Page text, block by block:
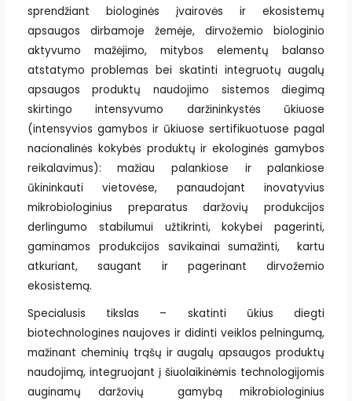
sprendžiant biologinės įvairovės ir ekosistemų
apsaugos dirbamoje žemėje, dirvožemio biologinio
aktyvumo mažėjimo, mitybos elementų balanso
atstatymo problemas bei skatinti integruotų augalų
apsaugos produktų naudojimo sistemos diegimą
skirtingo intensyvumo daržininkystės ūkiuose
(intensyvios gamybos ir ūkiuose sertifikuotuose pagal
nacionalinės kokybės produktų ir ekologinės gamybos
reikalavimus): mažiau palankiose ir palankiose
ūkininkauti vietovėse, panaudojant inovatyvius
mikrobiologinius preparatus daržovių produkcijos
derlingumo stabilumui užtikrinti, kokybei pagerinti,
gaminamos produkcijos savikainai sumažinti, kartu
atkuriant, saugant ir pagerinant dirvožemio
ekosistemą.
Specialusis tikslas – skatinti ūkius diegti
biotechnologines naujoves ir didinti veiklos pelningumą,
mažinant cheminių trąšų ir augalų apsaugos produktų
naudojimą, integruojant į šiuolaikinėmis technologijomis
auginamų daržovių gamybą mikrobiologinius